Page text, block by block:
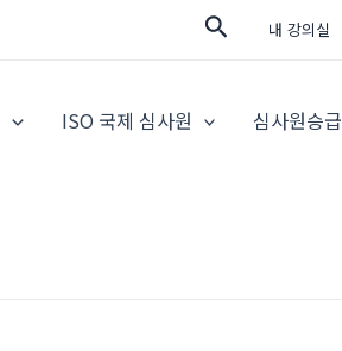
검
내 강의실
ISO 국제 심사원 심사원승급